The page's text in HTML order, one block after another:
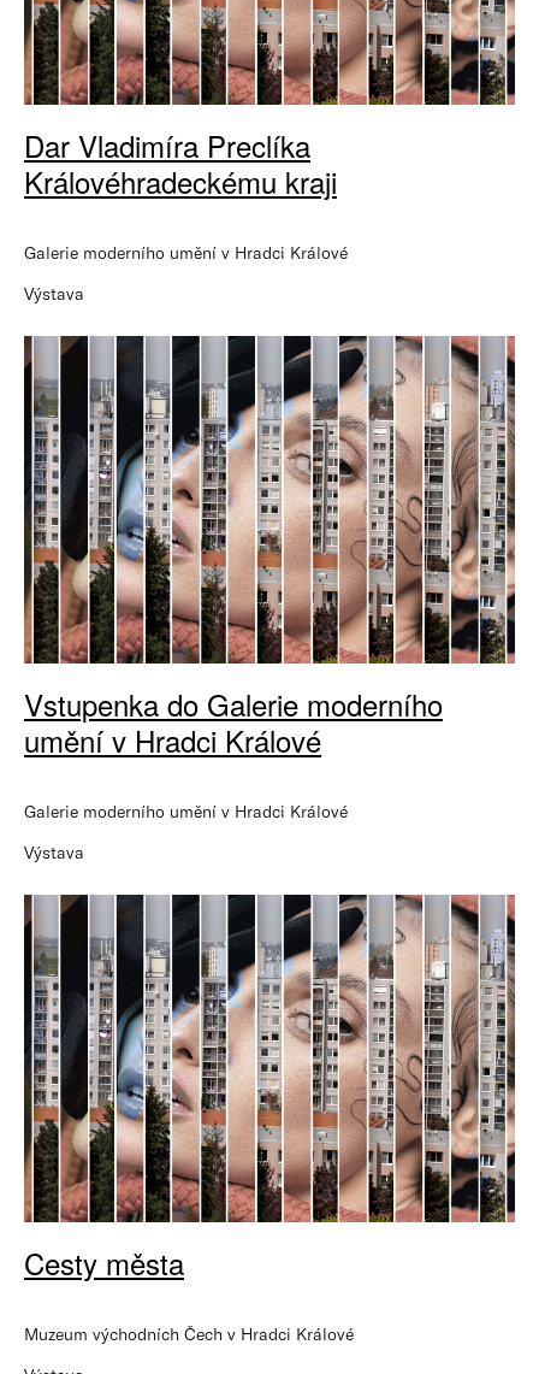
Dar Vladimíra Preclíka
Královéhradeckému kraji
Galerie moderního umění v Hradci Králové
Výstava
Vstupenka do Galerie moderního
umění v Hradci Králové
Galerie moderního umění v Hradci Králové
Výstava
Cesty města
Muzeum východních Čech v Hradci Králové